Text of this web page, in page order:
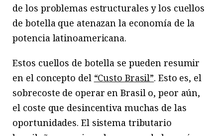
de los problemas estructurales y los cuellos
de botella que atenazan la economía de la
potencia latinoamericana.
Estos cuellos de botella se pueden resumir
en el concepto del “Custo Brasil”. Esto es, el
sobrecoste de operar en Brasil o, peor aún,
el coste que desincentiva muchas de las
oportunidades. El sistema tributario